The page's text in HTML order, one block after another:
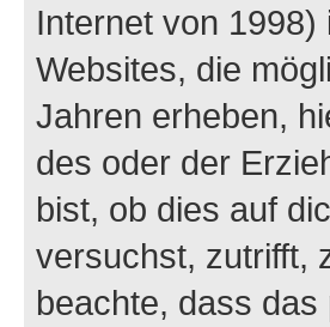
Internet von
Websites, die
Jahren erheben,
des oder der
bist, ob dies auf
versuchst, zutrifft,
beachte, dass